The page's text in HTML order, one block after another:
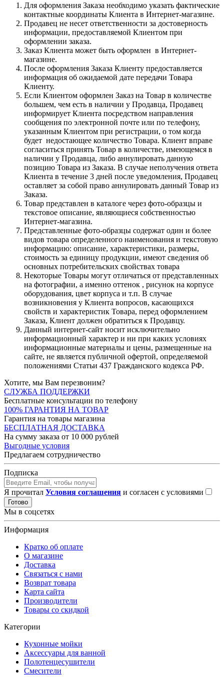
Для оформления Заказа необходимо указать фактические
контактные координаты Клиента в Интернет-магазине.
Продавец не несет ответственности за достоверность
информации, предоставляемой Клиентом при
оформлении заказа.
Заказ Клиента может быть оформлен в Интернет-
магазине.
После оформления Заказа Клиенту предоставляется
информация об ожидаемой дате передачи Товара
Клиенту.
Если Клиентом оформлен Заказ на Товар в количестве
большем, чем есть в наличии у Продавца, Продавец
информирует Клиента посредством направления
сообщения по электронной почте или по телефону,
указанным Клиентом при регистрации, о том когда
будет недостающее количество Товара. Клиент вправе
согласиться принять Товар в количестве, имеющемся в
наличии у Продавца, либо аннулировать данную
позицию Товара из Заказа. В случае неполучения ответа
Клиента в течение 3 дней после уведомления, Продавец
оставляет за собой право аннулировать данный Товар из
Заказа.
Товар представлен в каталоге через фото-образцы и
текстовое описание, являющиеся собственностью
Интернет-магазина.
Представленные фото-образцы содержат один и более
видов товара определенного наименования и текстовую
информацию: описание, характеристики, размеры,
стоимость за единицу продукции, имеют сведения об
основных потребительских свойствах товара
Некоторые Товары могут отличаться от представленных
на фотографии, а именно оттенок , рисунок на корпусе
оборудования, цвет корпуса и т.п. В случае
возникновения у Клиента вопросов, касающихся
свойств и характеристик Товара, перед оформлением
Заказа, Клиент должен обратиться к Продавцу.
Данный интернет-сайт носит исключительно
информационный характер и ни при каких условиях
информационные материалы и цены, размещенные на
сайте, не является публичной офертой, определяемой
положениями Статьи 437 Гражданского кодекса РФ.
Хотите, мы Вам перезвоним?
СЛУЖБА ПОДДЕРЖКИ
Бесплатные консультации по телефону
100% ГАРАНТИЯ НА ТОВАР
Гарантия на товары магазина
БЕСПЛАТНАЯ ДОСТАВКА
На сумму заказа от 10 000 рублей
Выгодные условия
Предлагаем сотрудничество
Подписка
Я прочитал Условия соглашения и согласен с условиями
Готово
Мы в соцсетях
Информация
Кратко об оплате
О магазине
Доставка
Связаться с нами
Возврат товара
Карта сайта
Производители
Товары со скидкой
Категории
Кухонные мойки
Аксессуары для ванной
Полотенцесушители
Смесители